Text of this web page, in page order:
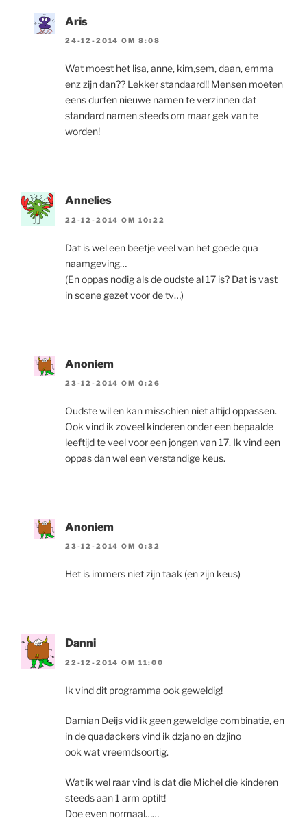
Aris
24-12-2014 OM 8:08
Wat moest het lisa, anne, kim,sem, daan, emma
enz zijn dan?? Lekker standaard!! Mensen moeten
eens durfen nieuwe namen te verzinnen dat
standard namen steeds om maar gek van te
worden!
Annelies
22-12-2014 OM 10:22
Dat is wel een beetje veel van het goede qua
naamgeving…
(En oppas nodig als de oudste al 17 is? Dat is vast
in scene gezet voor de tv…)
Anoniem
23-12-2014 OM 0:26
Oudste wil en kan misschien niet altijd oppassen.
Ook vind ik zoveel kinderen onder een bepaalde
leeftijd te veel voor een jongen van 17. Ik vind een
oppas dan wel een verstandige keus.
Anoniem
23-12-2014 OM 0:32
Het is immers niet zijn taak (en zijn keus)
Danni
22-12-2014 OM 11:00
Ik vind dit programma ook geweldig!
Damian Deijs vid ik geen geweldige combinatie, en
in de quadackers vind ik dzjano en dzjino
ook wat vreemdsoortig.
Wat ik wel raar vind is dat die Michel die kinderen
steeds aan 1 arm optilt!
Doe even normaal……